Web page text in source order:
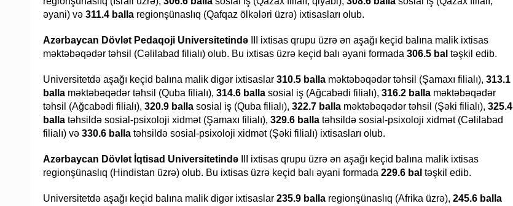
əyani) və 311.4 balla regionşünaslıq (Qafqaz ölkələri üzrə) ixtisasları olub.
Azərbaycan Dövlət Pedaqoji Universitetində III ixtisas qrupu üzrə ən aşağı keçid balına malik ixtisas
məktəbəqədər təhsil (Cəlilabad filialı) olub. Bu ixtisas üzrə keçid balı əyani formada 306.5 bal təşkil edib.
Universitetdə aşağı keçid balına malik digər ixtisaslar 310.5 balla məktəbəqədər təhsil (Şamaxı filialı), 313.1
balla məktəbəqədər təhsil (Quba filialı), 314.6 balla sosial iş (Ağcabədi filialı), 316.2 balla məktəbəqədər
təhsil (Ağcabədi filialı), 320.9 balla sosial iş (Quba filialı), 322.7 balla məktəbəqədər təhsil (Şəki filialı), 325.4
balla təhsildə sosial-psixoloji xidmət (Şamaxı filialı), 329.6 balla təhsildə sosial-psixoloji xidmət (Cəlilabad
filialı) və 330.6 balla təhsildə sosial-psixoloji xidmət (Şəki filialı) ixtisasları olub.
Azərbaycan Dövlət İqtisad Universitetində III ixtisas qrupu üzrə ən aşağı keçid balına malik ixtisas
regionşünaslıq (Hindistan üzrə) olub. Bu ixtisas üzrə keçid balı əyani formada 229.6 bal təşkil edib.
Universitetdə aşağı keçid balına malik digər ixtisaslar 235.9 balla regionşünaslıq (Afrika üzrə), 245.6 balla